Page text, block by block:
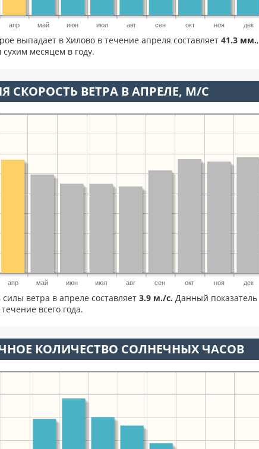
апр май июн июл авг сен окт ноя дек
выпадает в Хилово в течение апреля составляет 41.3 мм.,
месяцем в году.
СКОРОСТЬ ВЕТРА В АПРЕЛЕ, М/С
апр май июн июл авг сен окт ноя дек
ветра в апреле составляет 3.9 м./с. Данный показатель
всего года.
КОЛИЧЕСТВО СОЛНЕЧНЫХ ЧАСОВ